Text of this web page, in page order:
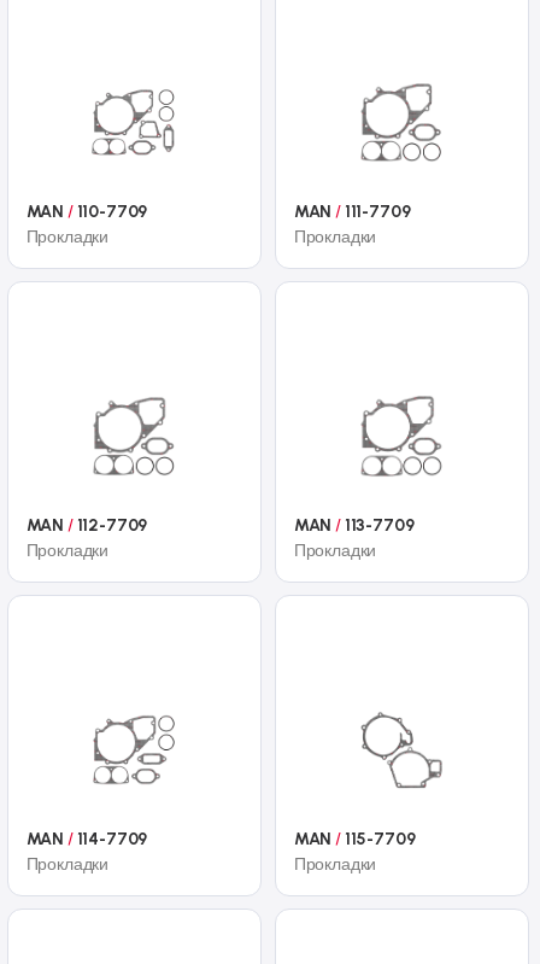
MAN /110-7709
Прокладки
MAN/111-7709
Прокладки
MAN /112-7709
Прокладки
MAN/113-7709
Прокладки
MAN /114-7709
Прокладки
MAN/115-7709
Прокладки